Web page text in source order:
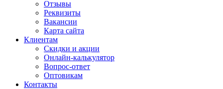
Отзывы
Реквизиты
Вакансии
Карта сайта
Клиентам
Скидки и акции
Онлайн-калькулятор
Вопрос-ответ
Оптовикам
Контакты